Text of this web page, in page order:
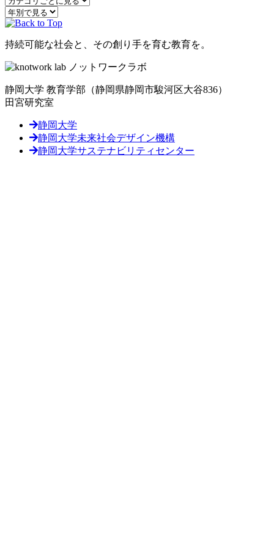
持続可能な社会と、その創り手を育む教育を。
静岡大学 教育学部 （静岡県静岡市駿河区大谷836）
田宮研究室
静岡大学
静岡大学未来社会デザイン機構
静岡大学サステナビリティセンター